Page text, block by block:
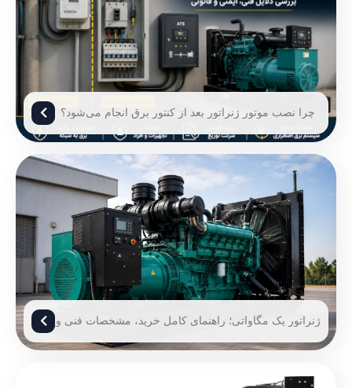
چرا نصب موتور ژنراتور بعد از کنتور برق انجام می‌شود؟
ژنراتور یک مگاواتی؛ راهنمای کامل خرید، مشخصات فنی و